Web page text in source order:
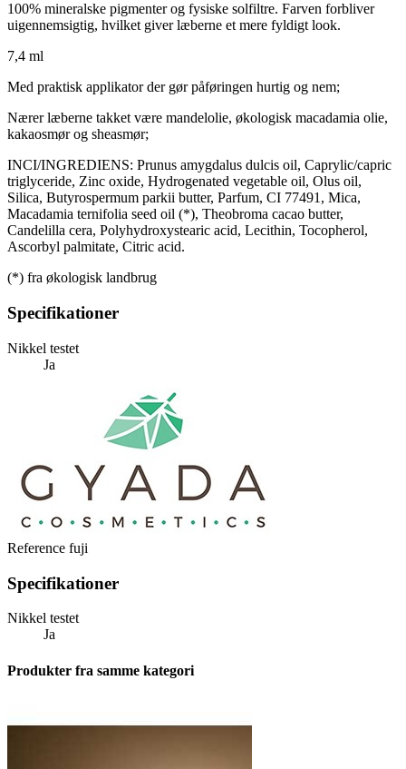
100% mineralske pigmenter og fysiske solfiltre. Farven forbliver
uigennemsigtig, hvilket giver læberne et mere fyldigt look.
7,4 ml
Med praktisk applikator der gør påføringen hurtig og nem;
Nærer læberne takket være mandelolie, økologisk macadamia olie,
kakaosmør og sheasmør;
INCI/INGREDIENS: Prunus amygdalus dulcis oil, Caprylic/capric
triglyceride, Zinc oxide, Hydrogenated vegetable oil, Olus oil,
Silica, Butyrospermum parkii butter, Parfum, CI 77491, Mica,
Macadamia ternifolia seed oil (*), Theobroma cacao butter,
Candelilla cera, Polyhydroxystearic acid, Lecithin, Tocopherol,
Ascorbyl palmitate, Citric acid.
(*) fra økologisk landbrug
Specifikationer
Nikkel testet
Ja
Reference fuji
Specifikationer
Nikkel testet
Ja
Produkter fra samme kategori